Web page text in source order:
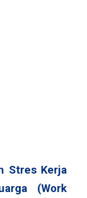
Stres Kerja
(Work